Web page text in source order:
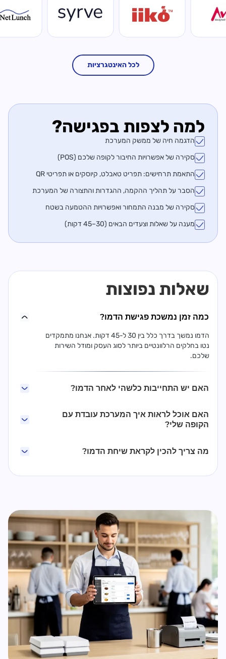
לכל האינטגרציות
למה לצפות בפגישה?
הדגמה חיה של ממשק המערכת
סקירה של אפשרויות החיבור לקופה שלכם (POS)
התאמת תרחישים: תפריט טאבלט, קיוסקים או תפריטי QR
הסבר על תהליך ההקמה, ההגדרות והתצורה של המערכת
סקירה של מבנה התמחור ואפשרויות ההטמעה בשטח
מענה על שאלות וצעדים הבאים (30–45 דקות)
שאלות נפוצות
כמה זמן נמשכת פגישת הדמו?
הדמו נמשך בדרך כלל בין 30 ל-45 דקות. אנחנו מתמקדים
נטו בחלקים הרלוונטיים ביותר לסוג העסק ומודל השירות
שלכם.
האם יש התחייבות כלשהי לאחר הדמו?
האם אוכל לראות איך המערכת עובדת עם
הקופה שלי?
מה צריך להכין לקראת שיחת הדמו?